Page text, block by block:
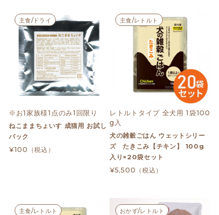
主食/ドライ
※お1家族様1点のみ1回限り
ねこままちょいす 成猫用 お試し
パック
¥100 （税込）
主食/レトルト
レトルトタイプ 全犬用 1袋100
g入
犬の雑穀ごはん ウェットシリー
ズ たきこみ【チキン】 100g
入り×20袋セット
¥5,500 （税込）
主食/レトルト おかず/レトルト